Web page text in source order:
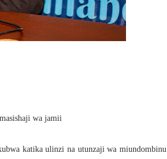
wa jamii
katika ulinzi na utunzaji wa miundombinu